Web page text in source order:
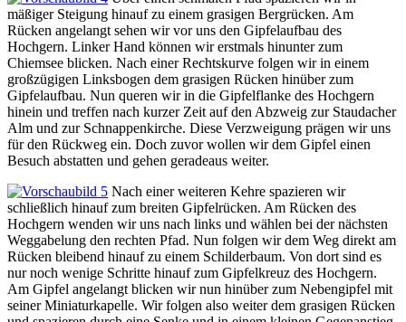
mäßiger Steigung hinauf zu einem grasigen Bergrücken. Am
Rücken angelangt sehen wir vor uns den Gipfelaufbau des
Hochgern. Linker Hand können wir erstmals hinunter zum
Chiemsee blicken. Nach einer Rechtskurve folgen wir in einem
großzügigen Linksbogen dem grasigen Rücken hinüber zum
Gipfelaufbau. Nun queren wir in die Gipfelflanke des Hochgern
hinein und treffen nach kurzer Zeit auf den Abzweig zur Staudacher
Alm und zur Schnappenkirche. Diese Verzweigung prägen wir uns
für den Rückweg ein. Doch zuvor wollen wir dem Gipfel einen
Besuch abstatten und gehen geradeaus weiter.
Nach einer weiteren Kehre spazieren wir
schließlich hinauf zum breiten Gipfelrücken. Am Rücken des
Hochgern wenden wir uns nach links und wählen bei der nächsten
Weggabelung den rechten Pfad. Nun folgen wir dem Weg direkt am
Rücken bleibend hinauf zu einem Schilderbaum. Von dort sind es
nur noch wenige Schritte hinauf zum Gipfelkreuz des Hochgern.
Am Gipfel angelangt blicken wir nun hinüber zum Nebengipfel mit
seiner Miniaturkapelle. Wir folgen also weiter dem grasigen Rücken